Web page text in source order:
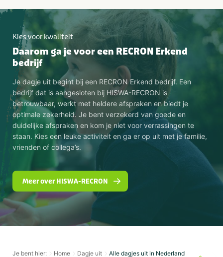
Kies voor kwaliteit
Daarom ga je voor een RECRON Erkend
bedrijf
Je dagje uit begint bij een RECRON Erkend bedrijf. Een
bedrijf dat is aangesloten bij HISWA-RECRON is
betrouwbaar, werkt met heldere afspraken en biedt je
optimale zekerheid. Je bent verzekerd van goede en
duidelijke afspraken en kom je niet voor verrassingen te
staan. Kies een leuke activiteit en ga er op uit met je familie,
vrienden of collega’s.
Meer over HISWA-RECRON
Je bent hier: Home Dagje uit Alle dagjes uit in Nederland